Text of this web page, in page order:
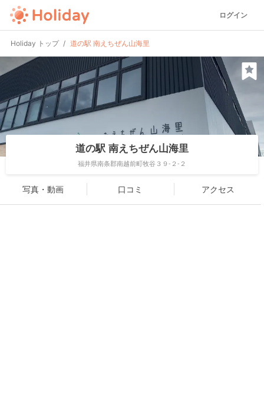
ログイン
Holiday トップ 道の駅 南えちぜん山海里
道の駅 南えちぜん山海里
福井県南条郡南越前町牧谷３９-２-２
写真・動画 口コミ アクセス